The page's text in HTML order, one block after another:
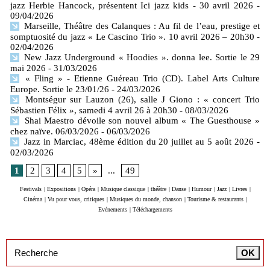
jazz Herbie Hancock, présentent Ici jazz kids - 30 avril 2026 -
09/04/2026
Marseille, Théâtre des Calanques : Au fil de l’eau, prestige et
somptuosité du jazz « Le Cascino Trio ». 10 avril 2026 – 20h30 -
02/04/2026
New Jazz Underground « Hoodies ». donna lee. Sortie le 29
mai 2026 - 31/03/2026
« Fling » - Etienne Guéreau Trio (CD). Label Arts Culture
Europe. Sortie le 23/01/26 - 24/03/2026
Montségur sur Lauzon (26), salle J Giono : « concert Trio
Sébastien Félix », samedi 4 avril 26 à 20h30 - 08/03/2026
Shai Maestro dévoile son nouvel album « The Guesthouse »
chez naïve. 06/03/2026 - 06/03/2026
Jazz in Marciac, 48ème édition du 20 juillet au 5 août 2026 -
02/03/2026
1
2 3 4 5 » ... 49
Festivals Expositions Opéra Musique classique théâtre Danse Humour Jazz Livres
Cinéma
Vu pour vous, critiques Musiques du monde, chanson Tourisme & restaurants
Evénements
Téléchargements